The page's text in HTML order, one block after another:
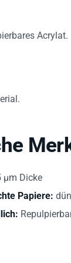
Acrylat.
µm Dicke
Papiere: